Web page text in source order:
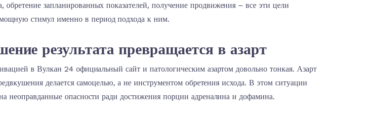
обретение запланированных показателей, получение продвижения – все эти цели
стимул именно в период подхода к ним.
результата превращается в азарт
в Вулкан 24 официальный сайт и патологическим азартом довольно тонкая. Азарт
делается самоцелью, а не инструментом обретения исхода. В этом ситуации
неоправданные опасности ради достижения порции адреналина и дофамина.